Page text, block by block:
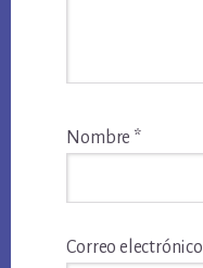
Nombre *
Correo electrónico